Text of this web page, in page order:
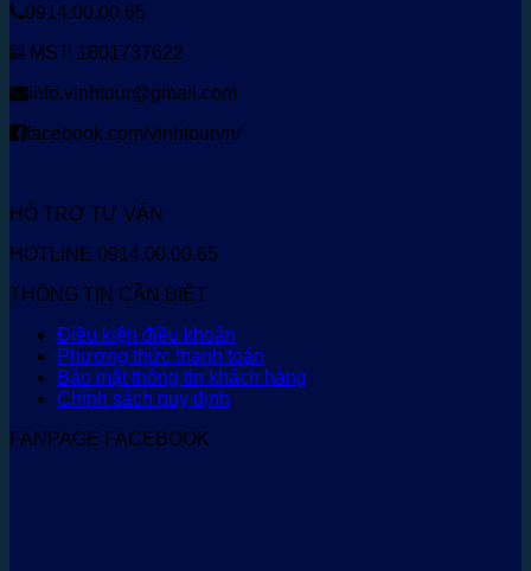
0914.00.00.65
MST: 1801737622
info.vinhtour@gmail.com
facebook.com/vinhtourvn/
HỖ TRỢ TƯ VẤN
HOTLINE 0914.00.00.65
THÔNG TIN CẦN BIẾT
Điều kiện điều khoản
Phương thức thanh toán
Bảo mật thông tin khách hàng
Chính sách quy định
FANPAGE FACEBOOK